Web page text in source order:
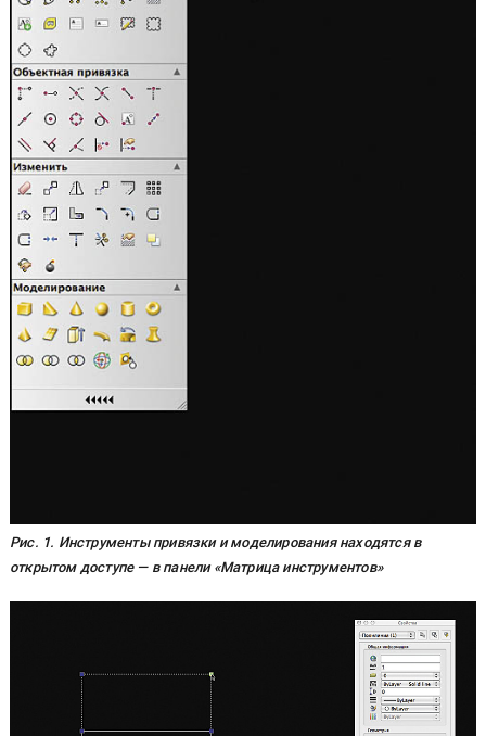
Рис. 1. Инструменты привязки и моделирования находятся в
открытом доступе — в панели «Матрица инструментов»